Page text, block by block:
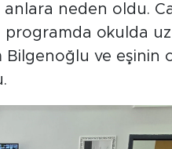
neden oldu.
programda okulda
ve eşinin